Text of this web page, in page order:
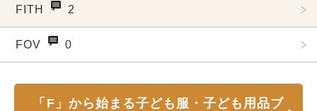
FITH 2
FOV 0
「F」から始まる子ども服・子ども用品ブ